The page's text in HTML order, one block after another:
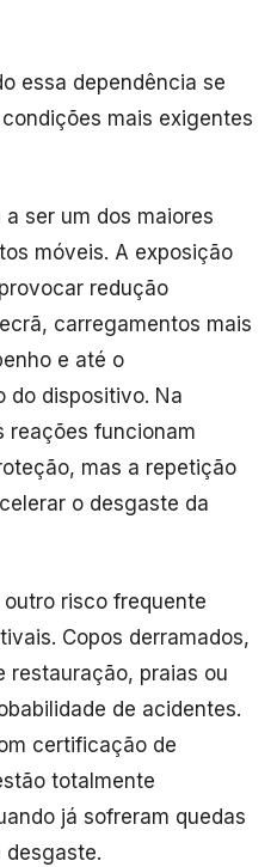
essa dependência se
mais exigentes
ser um dos maiores
móveis. A exposição
redução
carregamentos mais
e até o
do dispositivo. Na
reações funcionam
mas a repetição
o desgaste da
risco frequente
Copos derramados,
restauração, praias ou
de acidentes.
certificação de
totalmente
já sofreram quedas
desgaste.